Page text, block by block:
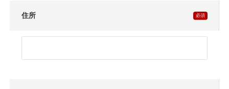
住所